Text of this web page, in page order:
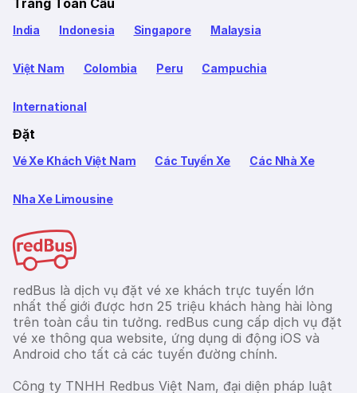
Trang Toàn Cầu
India Indonesia Singapore Malaysia
Việt Nam Colombia Peru Campuchia
International
Đặt
Vé Xe Khách Việt Nam Các Tuyến Xe Các Nhà Xe
Nha Xe Limousine
redBus là dịch vụ đặt vé xe khách trực tuyến lớn
nhất thế giới được hơn 25 triệu khách hàng hài lòng
trên toàn cầu tin tưởng. redBus cung cấp dịch vụ đặt
vé xe thông qua website, ứng dụng di động iOS và
Android cho tất cả các tuyến đường chính.
Công ty TNHH Redbus Việt Nam, đại diện pháp luật